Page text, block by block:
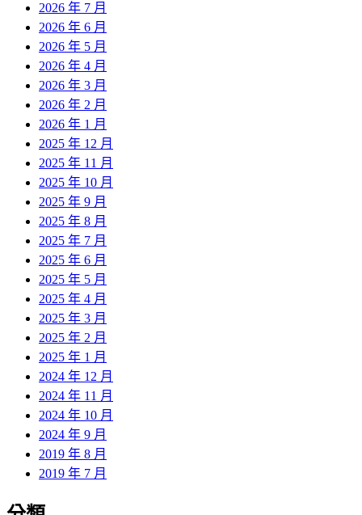
2026 年 7 月
2026 年 6 月
2026 年 5 月
2026 年 4 月
2026 年 3 月
2026 年 2 月
2026 年 1 月
2025 年 12 月
2025 年 11 月
2025 年 10 月
2025 年 9 月
2025 年 8 月
2025 年 7 月
2025 年 6 月
2025 年 5 月
2025 年 4 月
2025 年 3 月
2025 年 2 月
2025 年 1 月
2024 年 12 月
2024 年 11 月
2024 年 10 月
2024 年 9 月
2019 年 8 月
2019 年 7 月